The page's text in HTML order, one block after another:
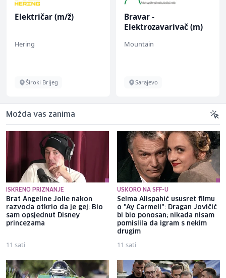
Električar (m/ž)
Hering
Široki Brijeg
Bravar -
Elektrozavarivač (m)
Mountain
Sarajevo
Možda vas zanima
ISKRENO PRIZNANJE
Brat Angeline Jolie nakon
razvoda otkrio da je gej: Bio
sam opsjednut Disney
princezama
11 sati
USKORO NA SFF-U
Selma Alispahić ususret filmu
o "Ay Carmeli": Dragan Jovičić
bi bio ponosan; nikada nisam
pomislila da igram s nekim
drugim
11 sati